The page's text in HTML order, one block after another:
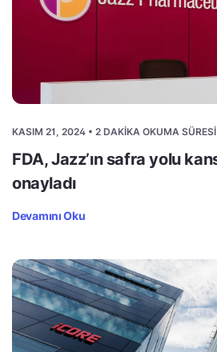
KASIM 21, 2024 • 2 DAKIKA OKUMA SÜRESI
FDA, Jazz’ın safra yolu
onayladı
Devamını Oku